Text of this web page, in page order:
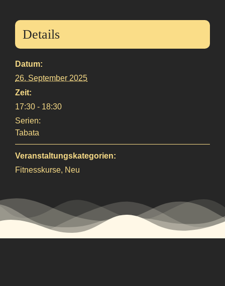
Details
Datum:
26. September 2025
Zeit:
17:30 - 18:30
Serien:
Tabata
Veranstaltungskategorien:
Fitnesskurse, Neu